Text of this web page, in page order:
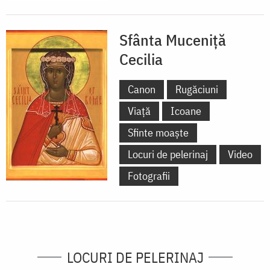
Sfânta Muceniță
Cecilia
Canon
Rugăciuni
Viață
Icoane
Sfinte moaște
Locuri de pelerinaj
Video
Fotografii
LOCURI DE PELERINAJ